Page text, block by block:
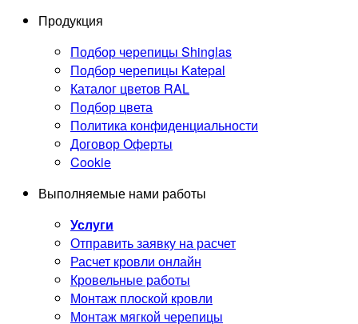
Продукция
Подбор черепицы Shinglas
Подбор черепицы Katepal
Каталог цветов RAL
Подбор цвета
Политика конфиденциальности
Договор Оферты
Cookie
Выполняемые нами работы
Услуги
Отправить заявку на расчет
Расчет кровли онлайн
Кровельные работы
Монтаж плоской кровли
Монтаж мягкой черепицы